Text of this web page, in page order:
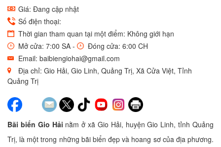
Giá: Đang cập nhật
Số điện thoại:
Thời gian tham quan tại một điểm: Không giới hạn
Mở cửa: 7:00 SA -
Đóng cửa: 6:00 CH
Email: baibiengiohai@gmail.com
Địa chỉ: Gio Hải, Gio Linh, Quảng Trị, Xã Cửa Việt, Tỉnh
Quảng Trị
Bãi biển Gio Hải nằm ở xã Gio Hải, huyện Gio Linh, tỉnh Quảng
Trị, là một trong những bãi biển đẹp và hoang sơ của địa phương.